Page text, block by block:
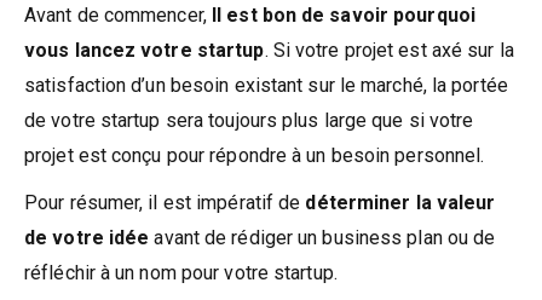
Avant de commencer, Il est bon de savoir pourquoi
vous lancez votre startup. Si votre projet est axé sur la
satisfaction d’un besoin existant sur le marché, la portée
de votre startup sera toujours plus large que si votre
projet est conçu pour répondre à un besoin personnel.
Pour résumer, il est impératif de déterminer la valeur
de votre idée avant de rédiger un business plan ou de
réfléchir à un nom pour votre startup.